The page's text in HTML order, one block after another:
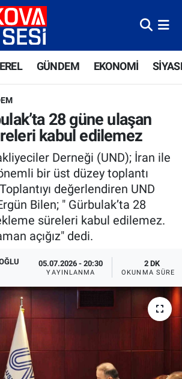
GÜNDEM EKONOMİ
28 güne ulaşan
kabul edilemez
Derneği (UND); İran ile
bir üst düzey toplantı
değerlendiren UND
Bilen; " Gürbulak’ta 28
süreleri kabul edilemez.
açığız" dedi.
05.07.2026 - 20:30
YAYINLANMA
2 DK
OKUNMA SÜRESI
Eczaneler
Durumu ve Fikstür